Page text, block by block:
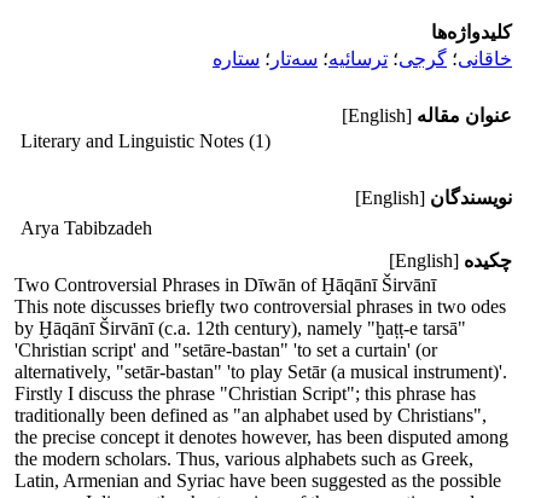
کلیدواژه‌ها
خاقانی؛ گرجی؛ ترسائیه؛ سه‌تار ؛ ستاره
عنوان مقاله [English]
Literary and Linguistic Notes (1)
نویسندگان [English]
Arya Tabibzadeh
چکیده [English]
Two Controversial Phrases in Dīwān of Ḫāqānī Širvānī
This note discusses briefly two controversial phrases in two odes
by Ḫāqānī Širvānī (c.a. 12th century), namely "ḫaṭṭ-e tarsā"
'Christian script' and "setāre-bastan" 'to set a curtain' (or
alternatively, "setār-bastan" 'to play Setār (a musical instrument)'.
Firstly I discuss the phrase "Christian Script"; this phrase has
traditionally been defined as "an alphabet used by Christians",
the precise concept it denotes however, has been disputed among
the modern scholars. Thus, various alphabets such as Greek,
Latin, Armenian and Syriac have been suggested as the possible